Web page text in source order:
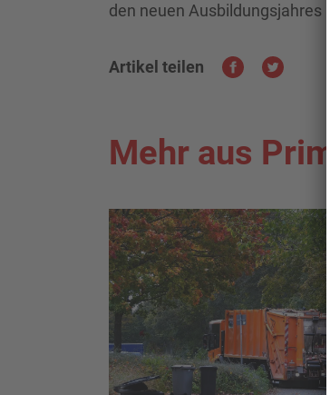
den neuen Ausbildungsjahres
Artikel teilen
Mehr aus